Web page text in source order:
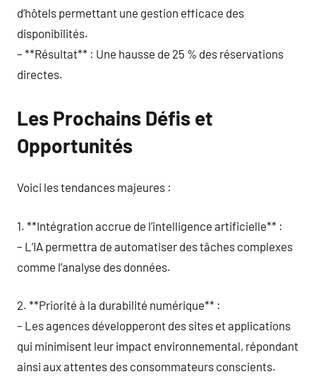
d’hôtels permettant une gestion efficace des
disponibilités.
– **Résultat** : Une hausse de 25 % des réservations
directes.
Les Prochains Défis et
Opportunités
Voici les tendances majeures :
1. **Intégration accrue de l’intelligence artificielle** :
– L’IA permettra de automatiser des tâches complexes
comme l’analyse des données.
2. **Priorité à la durabilité numérique** :
– Les agences développeront des sites et applications
qui minimisent leur impact environnemental, répondant
ainsi aux attentes des consommateurs conscients.